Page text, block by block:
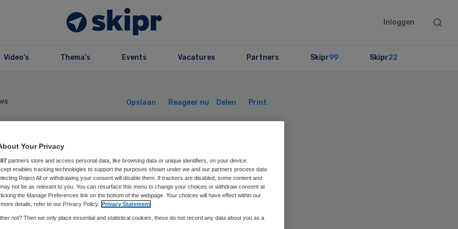
Inloggen
Search
Video’s Thema’s Events Vacatures Partners Skipr99 Skipr22
Opslaan Reageer nu Delen Print
verwelkomt
lid raad van
Your Privacy
partners store and access personal data, like browsing data or unique identifiers, on your device.
enables tracking technologies to support the purposes shown under we and our partners process data
Reject All or withdrawing your consent will disable them. If trackers are disabled, some content and
not be as relevant to you. You can resurface this menu to change your choices or withdraw consent at
the Manage Preferences link on the bottom of the webpage. Your choices will have effect within our
details, refer to our Privacy Policy. Privacy Statement
not? Then we only place essential and statistical cookies, these do not record any data about you as a